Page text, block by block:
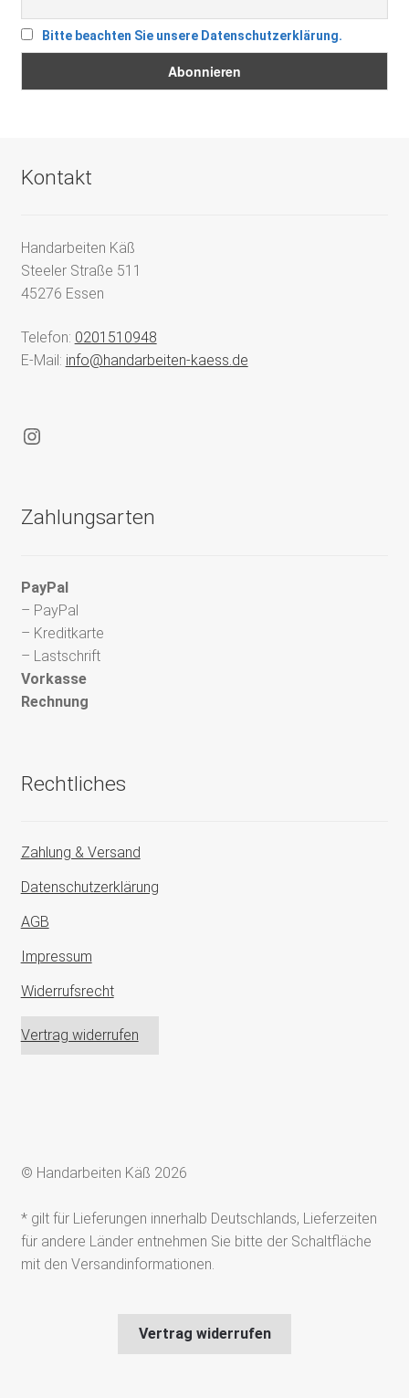
Bitte beachten Sie unsere Datenschutzerklärung.
Kontakt
Handarbeiten Käß
Steeler Straße 511
45276 Essen
Telefon: 0201510948
E-Mail: info@handarbeiten-kaess.de
Instagram
Zahlungsarten
PayPal
– PayPal
– Kreditkarte
– Lastschrift
Vorkasse
Rechnung
Rechtliches
Zahlung & Versand
Datenschutzerklärung
AGB
Impressum
Widerrufsrecht
Vertrag widerrufen
© Handarbeiten Käß 2026
* gilt für Lieferungen innerhalb Deutschlands, Lieferzeiten
für andere Länder entnehmen Sie bitte der Schaltfläche
mit den Versandinformationen.
Vertrag widerrufen